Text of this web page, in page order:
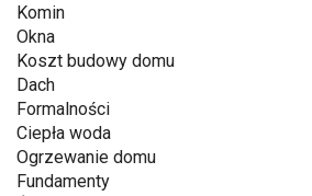
Komin
Okna
Koszt budowy domu
Dach
Formalności
Ciepła woda
Ogrzewanie domu
Fundamenty